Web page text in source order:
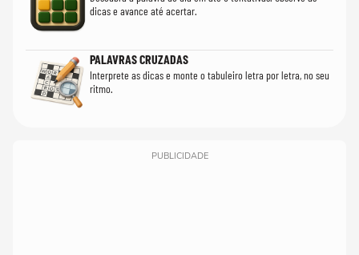
dicas e avance até acertar.
PALAVRAS CRUZADAS
Interprete as dicas e monte o tabuleiro letra por letra, no seu
ritmo.
PUBLICIDADE